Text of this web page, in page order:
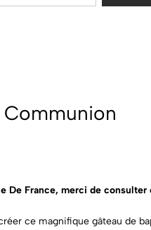
De France, merci de
ce magnifique gâteau de